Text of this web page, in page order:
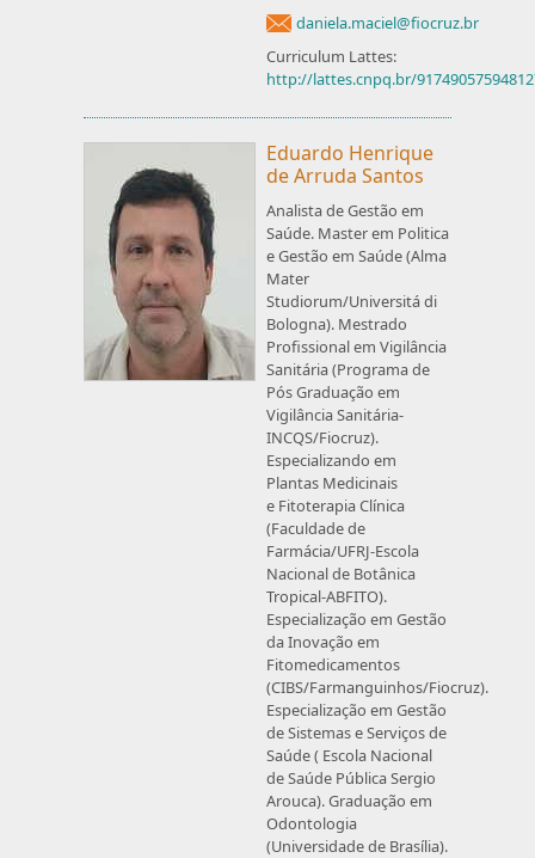
daniela.maciel@fiocruz.br
Curriculum Lattes:
http://lattes.cnpq.br/
Eduardo Henrique
de Arruda Santos
Analista de Gestão em
Saúde. Master em Politica
e Gestão em Saúde (Alma
Mater
Studiorum/Universitá di
Bologna). Mestrado
Profissional em Vigilância
Sanitária (Programa de
Pós Graduação em
Vigilância Sanitária-
INCQS/Fiocruz).
Especializando em
Plantas Medicinais
e Fitoterapia Clínica
(Faculdade de
Farmácia/UFRJ-Escola
Nacional de Botânica
Tropical-ABFITO).
Especialização em Gestão
da Inovação em
Fitomedicamentos
(CIBS/Farmanguinhos/Fiocruz).
Especialização em Gestão
de Sistemas e Serviços de
Saúde ( Escola Nacional
de Saúde Pública Sergio
Arouca). Graduação em
Odontologia
(Universidade de Brasília).